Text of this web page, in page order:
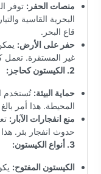
منصات الحفر: توفر
البحرية القاسية
قاع البحر.
حفر على الأرض:
غير المستقرة. تعمل
2. الكيستون كحاجز:
حماية البيئة: تُستخدم
المحيطة. هذا أمر
منع انفجارات الآبار:
حدوث انفجار بئر.
3. أنواع الكيستون:
الكيستون المفتوح: